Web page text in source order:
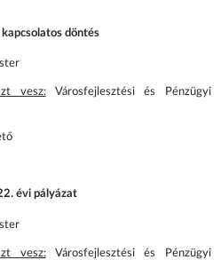
döntés
vesz:Városfejlesztési és Pénzügyi
évi pályázat
vesz:Városfejlesztési és Pénzügyi